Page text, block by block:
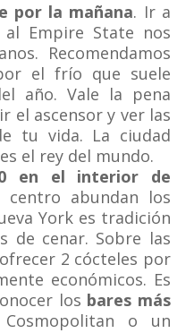
por la mañana. Ir a
Empire State nos
Recomendamos
el frío que suele
año. Vale la pena
el ascensor y ver las
tu vida. La ciudad
el rey del mundo.
en el interior de
centro abundan los
York es tradición
de cenar. Sobre las
2 cócteles por
económicos. Es
los bares más
o un